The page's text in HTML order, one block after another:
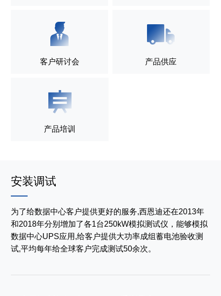
客户研讨会 产品供应
产品培训
安装调试
为了给数据中心客户提供更好的服务,西恩迪还在2013年
和2018年分别增加了各1台250kW模拟测试仪，能够模拟
数据中心UPS应用,给客户提供大功率成组蓄电池验收测
试,平均每年给全球客户完成测试50余次。